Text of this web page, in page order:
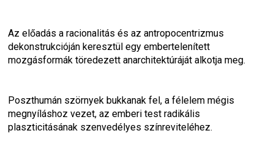
Az előadás a racionalitás és az antropocentrizmus
dekonstrukcióján keresztül egy embertelenített
mozgásformák töredezett anarchitektúráját alkotja meg.
Poszthumán szörnyek bukkanak fel, a félelem mégis
megnyíláshoz vezet, az emberi test radikális
plaszticitásának szenvedélyes színreviteléhez.